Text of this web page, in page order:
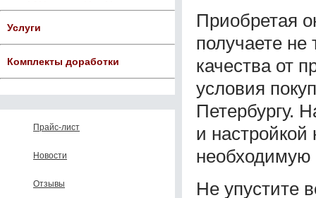
Услуги
Комплекты доработки
Прайс-лист
Новости
Отзывы
Приобретая
получаете не
качества от
условия
Петербургу.
и настройкой
Не упустите